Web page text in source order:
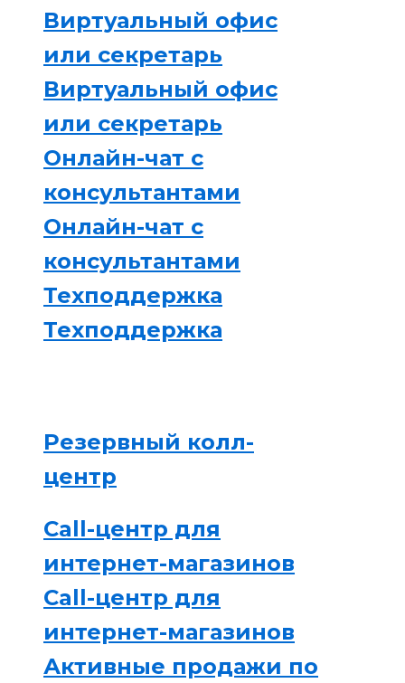
Виртуальный офис
или секретарь
Виртуальный офис
или секретарь
Онлайн-чат с
консультантами
Онлайн-чат с
консультантами
Техподдержка
Техподдержка
Резервный колл-
центр
Call-центр для
интернет-магазинов
Call-центр для
интернет-магазинов
Активные продажи по